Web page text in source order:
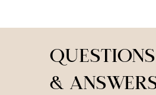
QUESTIONS
&